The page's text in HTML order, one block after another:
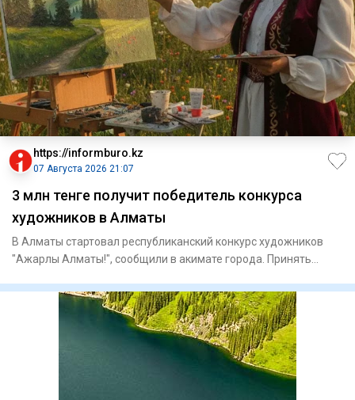
https://informburo.kz
07 Августа 2026 21:07
3 млн тенге получит победитель конкурса
художников в Алматы
В Алматы стартовал республиканский конкурс художников
"Ажарлы Алматы!", сообщили в акимате города. Принять